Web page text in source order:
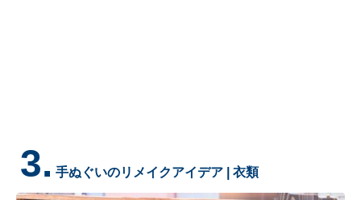
3. 手ぬぐいのリメイクアイデア | 衣類